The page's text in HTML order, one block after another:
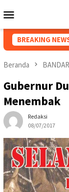
ke
Mobile
BREAKING
Beranda
Gubernur
Menembak
Redaksi
08/07/2017